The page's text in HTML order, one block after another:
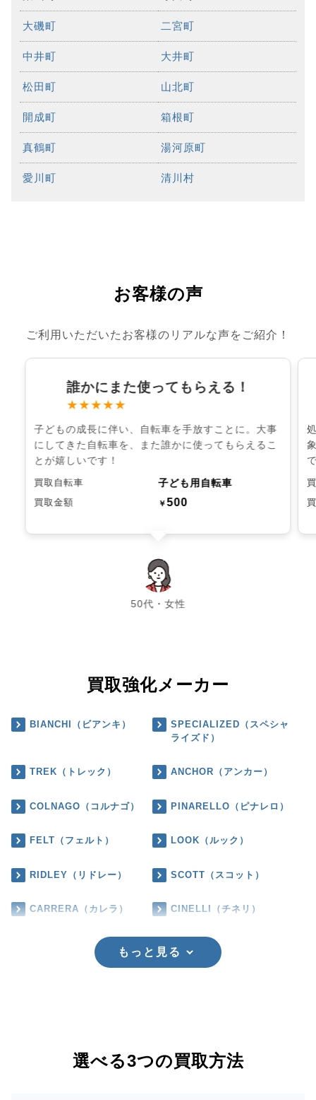
大磯町 二宮町
中井町 大井町
松田町 山北町
開成町 箱根町
真鶴町 湯河原町
愛川町 清川村
お客様の声
ご利用いただいたお客様のリアルな声をご紹介！
誰かにまた使ってもらえる！
★★★★★
子どもの成長に伴い、自転車を手放すことに。大事
にしてきた自転車を、また誰かに使ってもらえるこ
とが嬉しいです！
買取自転車 子ども用自転車
買取金額 ￥500
50代・女性
chevron_left chevron_right
買取強化メーカー
BIANCHI（ビアンキ）
SPECIALIZED（スペシャ
ライズド）
TREK（トレック） ANCHOR（アンカー）
COLNAGO（コルナゴ） PINARELLO（ピナレロ）
FELT（フェルト） LOOK（ルック）
RIDLEY（リドレー） SCOTT（スコット）
CARRERA（カレラ） CINELLI（チネリ）
もっと見る
選べる3つの買取方法